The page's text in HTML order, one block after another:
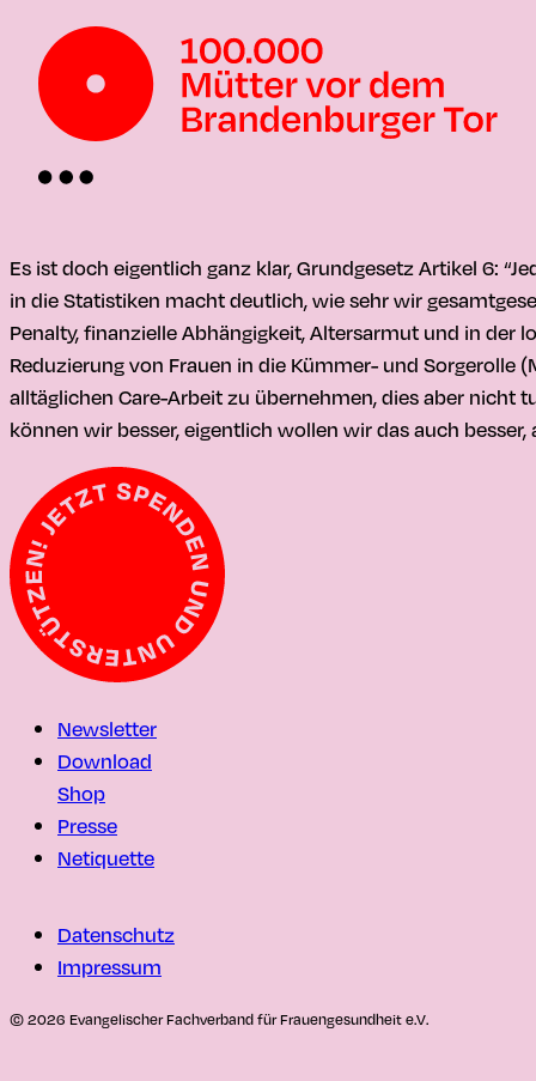
Es ist doch eigentlich ganz klar, Grundgesetz Artikel 6:
in die Statistiken macht deutlich, wie sehr wir
Penalty, finanzielle Abhängigkeit, Altersarmut und in der
Reduzierung von Frauen in die Kümmer- und
alltäglichen Care-Arbeit zu übernehmen, dies aber nicht
können wir besser, eigentlich wollen wir das auch
Newsletter
Download
Shop
Presse
Netiquette
Datenschutz
Impressum
© 2026 Evangelischer Fachverband für Frauengesundheit e.V.